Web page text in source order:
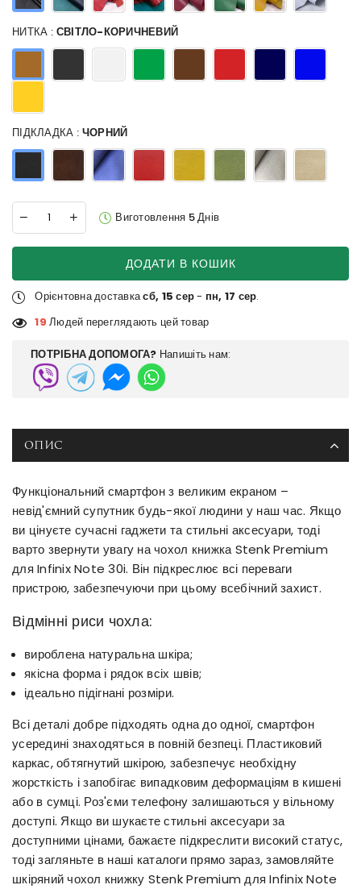
НИТКА : СВІТЛО-КОРИЧНЕВИЙ
ПІДКЛАДКА : ЧОРНИЙ
Виготовлення 5 Днів
ДОДАТИ В КОШИК
Орієнтовна доставкасб, 15 сер- пн, 17 сер.
19 Людей переглядають цей товар
ПОТРІБНА ДОПОМОГА? Напишіть нам:
ОПИС
Функціональний смартфон з великим екраном –
невід'ємний супутник будь-якої людини у наш час. Якщо
ви цінуєте сучасні гаджети та стильні аксесуари, тоді
варто звернути увагу на чохол книжка Stenk Premium
для Infinix Note 30i. Він підкреслює всі переваги
пристрою, забезпечуючи при цьому всебічний захист.
Відмінні риси чохла:
вироблена натуральна шкіра;
якісна форма і рядок всіх швів;
ідеально підігнані розміри.
Всі деталі добре підходять одна до одної, смартфон
усередині знаходяться в повній безпеці. Пластиковий
каркас, обтягнутий шкірою, забезпечує необхідну
жорсткість і запобігає випадковим деформаціям в кишені
або в сумці. Роз'єми телефону залишаються у вільному
доступі. Якщо ви шукаєте стильні аксесуари за
доступними цінами, бажаєте підкреслити високий статус,
тоді загляньте в наші каталоги прямо зараз, замовляйте
шкіряний чохол книжку Stenk Premium для Infinix Note